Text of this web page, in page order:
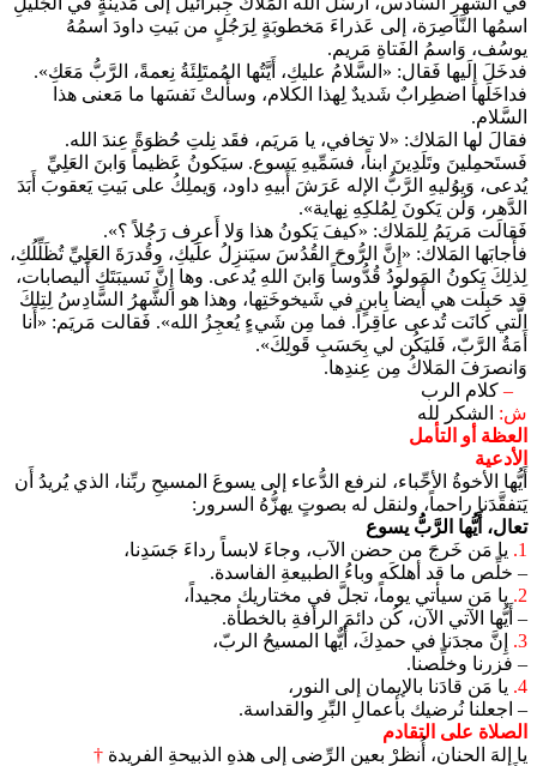
اسمُها النَّاصِرَة، إلى عَذراءَ مَخطوبَةٍ لِرَجُلٍ من بَيتِ داودَ اسمُهُ
يوسُف، وَاسمُ الفَتاةِ مَريم.
فدخَلَ إِلَيها فَقال: «السَّلامُ عليكِ، أَيَّتُها المُمتَلِئَةُ نِعمةً، الرَّبُّ مَعَكِ».
فداخَلَها اضطِرابٌ شَديدٌ لِهذا الكلام، وسأَلتْ نَفسَها ما مَعنى هذا
السَّلام.
فقالَ لها المَلاك: «لا تخافي، يا مَريَم، فقَد نِلتِ حُظوَةً عِندَ الله.
فَستَحمِلينَ وتَلَدِينَ ابناً، فسَمِّيهِ يَسوع. سيَكونُ عَظيماً وَابنَ العَلِيِّ
يُدعى، وَيوُليهِ الرَّبُّ الإله عَرَشَ أَبيهِ داود، وَيملِكُ على بَيتِ يَعقوبَ أَبَدَ
الدَّهر، وَلَن يَكونَ لِمُلكِهِ نِهاية».
فَقالَت مَريَمُ لِلمَلاك: «كيفَ يَكونُ هذا وَلا أَعرِف رَجُلاً ؟».
فأَجابَها المَلاك: «إِنَّ الرُّوحَ القُدُسَ سيَنزِلُ علَيكِ، وقُدرَةَ العَلِيِّ تُظَلِّلُكِ،
لِذلِكَ يَكونُ المَولودُ قُدُّوساً وَابنَ اللهِ يُدعى. وها إِنَّ نَسيبَتَكِ أَليصابات،
قد حَبِلَت هي أَيضاً بِابنٍ في شَيخوخَتِها، وهذا هو الشَّهرُ السَّادِسُ لِتِلكَ
الَّتي كانَت تُدعى عاقِراً. فما مِن شَيءٍ يُعجِزُ الله». فَقالت مَريَم: «أَنا
أَمَةُ الرَّبّ، فَليَكُن لي بِحَسَبِ قَولِكَ».
وَانصرَفَ المَلاكُ مِن عِندِها.
– كلام الرب
ش: الشكر لله
العظة أو التأمل
الأدعية
أَيُّها الأخوةُ الأحِّباء، لنرفع الدُّعاء إلى يسوعَ المسيحِ ربِّنا، الذي يُريدُ أَن
يَتفقَّدَنا راحماً، ولنقل له بصوتٍ يهزُّهُ السرور:
تعال، أَيُّها الرَّبُّ يسوع
1. يا مَن خَرجَ من حضن الآب، وجاءَ لابساً رداءَ جَسَدِنا،
– خلِّص ما قد أهلكَه وباءُ الطبيعةِ الفاسدة.
2. يا مَن سيأتي يوماً، تجلَّ في مختاريك مجيداً،
– أَيُّها الآتي الآن، كُن دائمَ الرأفةِ بالخطأة.
3.
إِنَّ مجدَنا في حمدِكَ، أَيٌّها المسيحُ الربّ،
– فزرنا وخلِّصنا.
4. يا مَن قادَنا بالإيمان إلى النور،
– اجعلنا نُرضيك بأعمالِ البِّرِ والقداسة.
الصلاة على التقادم
يا إِلهَ الحنان، أُنظرْ بعينِ الرِّضى إلى هذهِ الذبيحةِ الفريدة †